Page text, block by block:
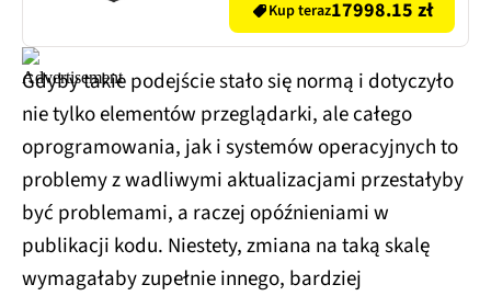
Windows 11 Professional,
Funkcje AI
Kup teraz17998.15 zł
Gdyby takie podejście stało się normą i dotyczyło
nie tylko elementów przeglądarki, ale całego
oprogramowania, jak i systemów operacyjnych to
problemy z wadliwymi aktualizacjami przestałyby
być problemami, a raczej opóźnieniami w
publikacji kodu. Niestety, zmiana na taką skalę
wymagałaby zupełnie innego, bardziej